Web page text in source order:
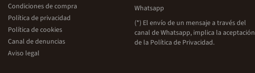
Condiciones de compra
Política de privacidad
Política de cookies
Canal de denuncias
Aviso legal
Whatsapp
(*) El envío de un mensaje a través del
canal de Whatsapp, implica la aceptación
de la Política de Privacidad.